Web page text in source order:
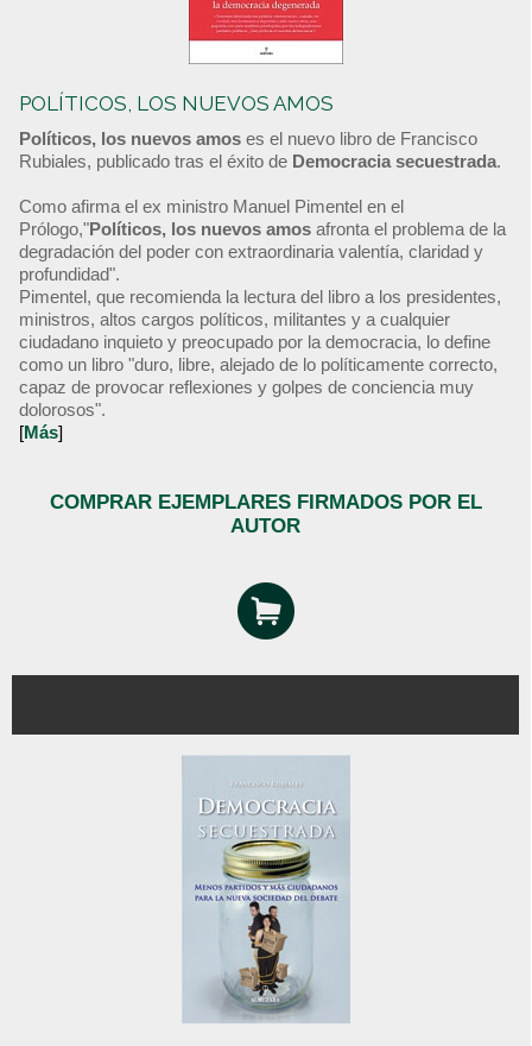
POLÍTICOS, LOS NUEVOS AMOS
Políticos, los nuevos amos es el nuevo libro de Francisco
Rubiales, publicado tras el éxito de Democracia secuestrada.
Como afirma el ex ministro Manuel Pimentel en el
Prólogo,"Políticos, los nuevos amos afronta el problema de la
degradación del poder con extraordinaria valentía, claridad y
profundidad".
Pimentel, que recomienda la lectura del libro a los presidentes,
ministros, altos cargos políticos, militantes y a cualquier
ciudadano inquieto y preocupado por la democracia, lo define
como un libro "duro, libre, alejado de lo políticamente correcto,
capaz de provocar reflexiones y golpes de conciencia muy
dolorosos".
[Más]
COMPRAR EJEMPLARES FIRMADOS POR EL
AUTOR